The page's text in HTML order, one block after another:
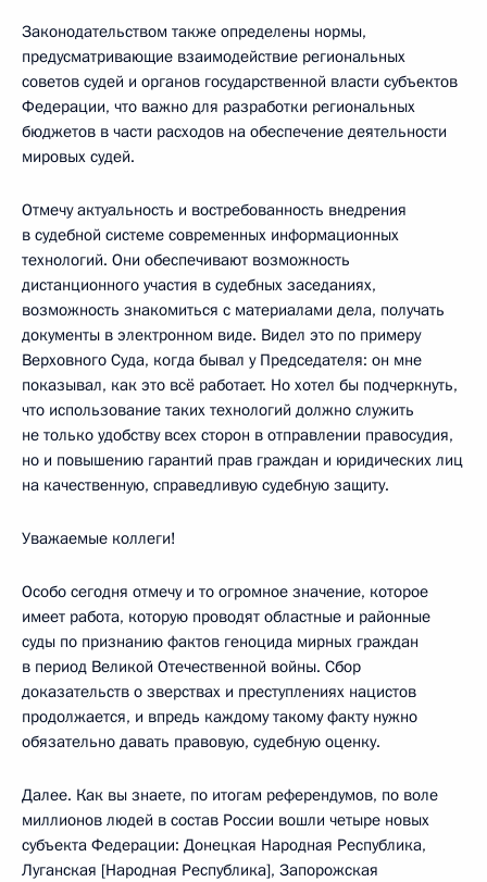
Законодательством также определены нормы,
предусматривающие взаимодействие региональных
советов судей и органов государственной власти субъектов
Федерации, что важно для разработки региональных
бюджетов в части расходов на обеспечение деятельности
мировых судей.
Отмечу актуальность и востребованность внедрения
в судебной системе современных информационных
технологий. Они обеспечивают возможность
дистанционного участия в судебных заседаниях,
возможность знакомиться с материалами дела, получать
документы в электронном виде. Видел это по примеру
Верховного Суда, когда бывал у Председателя: он мне
показывал, как это всё работает. Но хотел бы подчеркнуть,
что использование таких технологий должно служить
не только удобству всех сторон в отправлении правосудия,
но и повышению гарантий прав граждан и юридических лиц
на качественную, справедливую судебную защиту.
Уважаемые коллеги!
Особо сегодня отмечу и то огромное значение, которое
имеет работа, которую проводят областные и районные
суды по признанию фактов геноцида мирных граждан
в период Великой Отечественной войны. Сбор
доказательств о зверствах и преступлениях нацистов
продолжается, и впредь каждому такому факту нужно
обязательно давать правовую, судебную оценку.
Далее. Как вы знаете, по итогам референдумов, по воле
миллионов людей в состав России вошли четыре новых
субъекта Федерации: Донецкая Народная Республика,
Луганская [Народная Республика], Запорожская